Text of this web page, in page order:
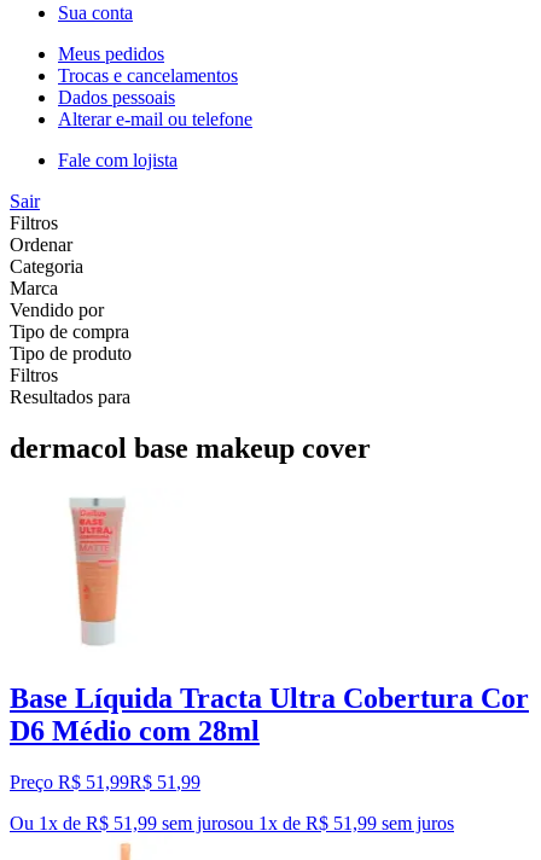
Sua conta
Meus pedidos
Trocas e cancelamentos
Dados pessoais
Alterar e-mail ou telefone
Fale com lojista
Sair
Filtros
Ordenar
Categoria
Marca
Vendido por
Tipo de compra
Tipo de produto
Filtros
Resultados para
dermacol base makeup cover
Base Líquida Tracta Ultra Cobertura Cor
D6 Médio com 28ml
Preço R$ 51,99R$ 51 ,99
Ou 1x de R$ 51,99 sem jurosou 1x de R$ 51,99 sem juros